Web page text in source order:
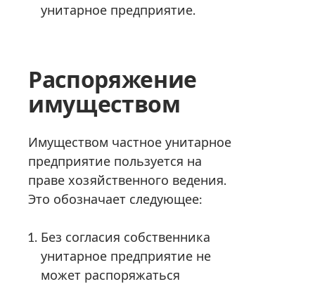
унитарное предприятие.
Распоряжение
имуществом
Имуществом частное унитарное
предприятие пользуется на
праве хозяйственного ведения.
Это обозначает следующее:
Без согласия собственника
унитарное предприятие не
может распоряжаться